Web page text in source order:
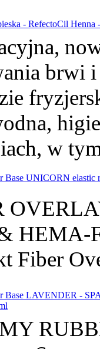
- RefectoCil Henna
brwi i
w
Base UNICORN
HEMA-
Fiber
Base LAVENDER -